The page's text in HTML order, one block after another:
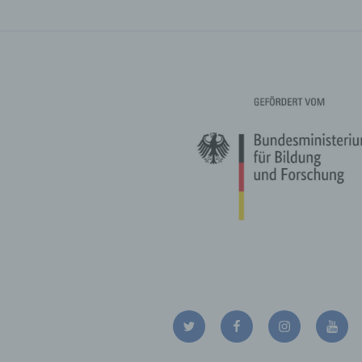
Twitter FacebookInstagram
mit